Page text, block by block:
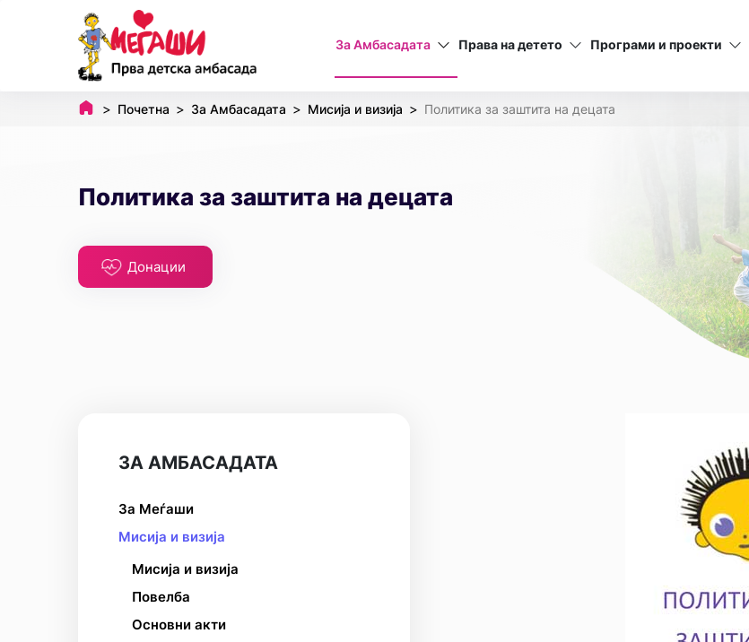
За Амбасадата Права на детето Програми и проекти
Почетна За Амбасадата Мисија и визија Политика за заштита на децата
Политика за заштита на децата
Донации
ЗА АМБАСАДАТА
За Меѓаши
Мисија и визија
Мисија и визија
Повелба
Основни акти